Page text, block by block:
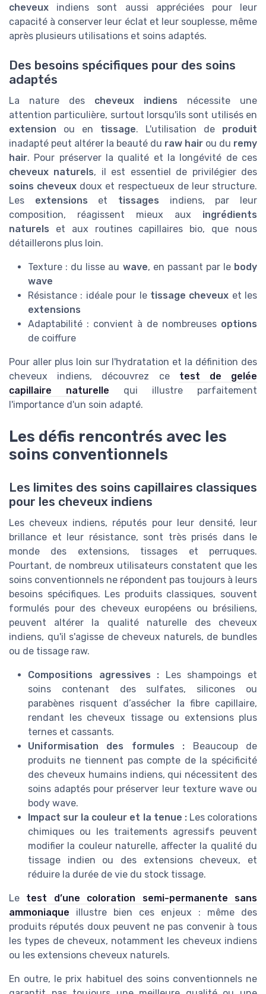
cheveux indiens sont aussi appréciées pour leur
capacité à conserver leur éclat et leur souplesse, même
après plusieurs utilisations et soins adaptés.
Des besoins spécifiques pour des soins
adaptés
La nature des cheveux indiens nécessite une
attention particulière, surtout lorsqu'ils sont utilisés en
extension ou en tissage. L'utilisation de produit
inadapté peut altérer la beauté du raw hair ou du remy
hair. Pour préserver la qualité et la longévité de ces
cheveux naturels, il est essentiel de privilégier des
soins cheveux doux et respectueux de leur structure.
Les extensions et tissages indiens, par leur
composition, réagissent mieux aux ingrédients
naturels et aux routines capillaires bio, que nous
détaillerons plus loin.
Texture : du lisse au wave, en passant par le body
wave
Résistance : idéale pour le tissage cheveux et les
extensions
Adaptabilité : convient à de nombreuses options
de coiffure
Pour aller plus loin sur l'hydratation et la définition des
cheveux indiens, découvrez ce test de gelée
capillaire naturelle qui illustre parfaitement
l'importance d'un soin adapté.
Les défis rencontrés avec les
soins conventionnels
Les limites des soins capillaires classiques
pour les cheveux indiens
Les cheveux indiens, réputés pour leur densité, leur
brillance et leur résistance, sont très prisés dans le
monde des extensions, tissages et perruques.
Pourtant, de nombreux utilisateurs constatent que les
soins conventionnels ne répondent pas toujours à leurs
besoins spécifiques. Les produits classiques, souvent
formulés pour des cheveux européens ou brésiliens,
peuvent altérer la qualité naturelle des cheveux
indiens, qu'il s'agisse de cheveux naturels, de bundles
ou de tissage raw.
Compositions agressives : Les shampoings et
soins contenant des sulfates, silicones ou
parabènes risquent d’assécher la fibre capillaire,
rendant les cheveux tissage ou extensions plus
ternes et cassants.
Uniformisation des formules : Beaucoup de
produits ne tiennent pas compte de la spécificité
des cheveux humains indiens, qui nécessitent des
soins adaptés pour préserver leur texture wave ou
body wave.
Impact sur la couleur et la tenue :Les colorations
chimiques ou les traitements agressifs peuvent
modifier la couleur naturelle, affecter la qualité du
tissage indien ou des extensions cheveux, et
réduire la durée de vie du stock tissage.
Le test d’une coloration semi-permanente sans
ammoniaque illustre bien ces enjeux : même des
produits réputés doux peuvent ne pas convenir à tous
les types de cheveux, notamment les cheveux indiens
ou les extensions cheveux naturels.
En outre, le prix habituel des soins conventionnels ne